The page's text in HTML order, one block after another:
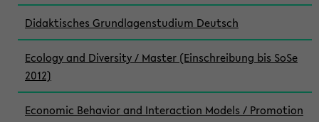
Didaktisches Grundlagenstudium Deutsch
Ecology and Diversity / Master (Einschreibung bis SoSe
2012)
Economic Behavior and Interaction Models / Promotion